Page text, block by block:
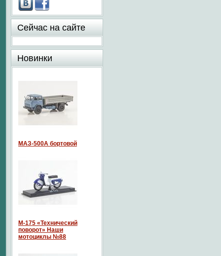
Сейчас на сайте
Новинки
МАЗ-500А бортовой
М-175 «Технический
поворот» Наши
мотоциклы №88